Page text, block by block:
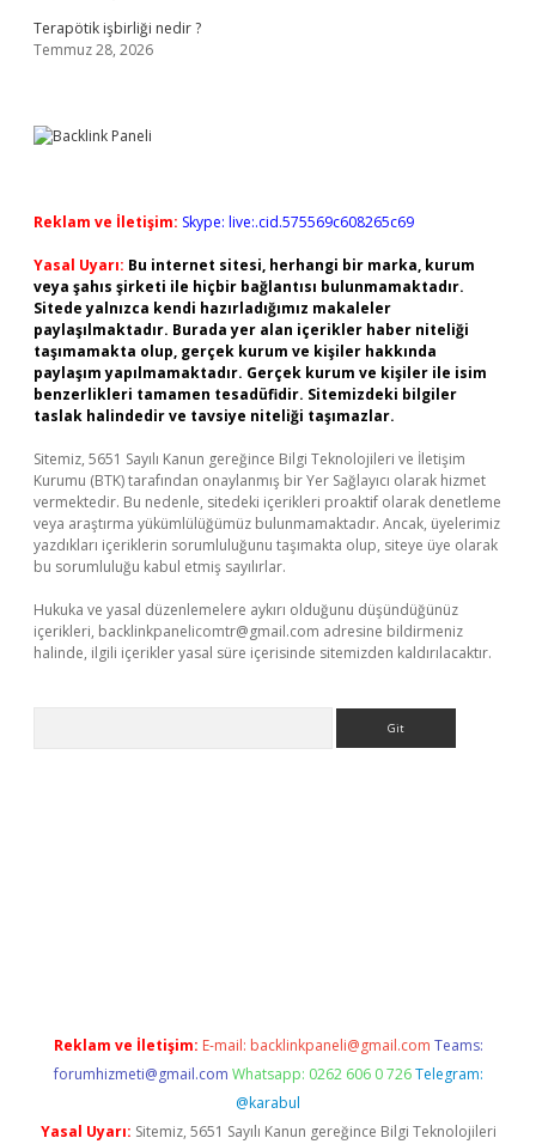
Terapötik işbirliği nedir ?
Temmuz 28, 2026
Reklam ve İletişim: Skype: live:.cid.575569c608265c69
Yasal Uyarı: Bu internet sitesi, herhangi bir marka, kurum
veya şahıs şirketi ile hiçbir bağlantısı bulunmamaktadır.
Sitede yalnızca kendi hazırladığımız makaleler
paylaşılmaktadır. Burada yer alan içerikler haber niteliği
taşımamakta olup, gerçek kurum ve kişiler hakkında
paylaşım yapılmamaktadır. Gerçek kurum ve kişiler ile isim
benzerlikleri tamamen tesadüfidir. Sitemizdeki bilgiler
taslak halindedir ve tavsiye niteliği taşımazlar.
Sitemiz, 5651 Sayılı Kanun gereğince Bilgi Teknolojileri ve İletişim
Kurumu (BTK) tarafından onaylanmış bir Yer Sağlayıcı olarak hizmet
vermektedir. Bu nedenle, sitedeki içerikleri proaktif olarak denetleme
veya araştırma yükümlülüğümüz bulunmamaktadır. Ancak, üyelerimiz
yazdıkları içeriklerin sorumluluğunu taşımakta olup, siteye üye olarak
bu sorumluluğu kabul etmiş sayılırlar.
Hukuka ve yasal düzenlemelere aykırı olduğunu düşündüğünüz
içerikleri, backlinkpanelicomtr@gmail.com adresine bildirmeniz
halinde, ilgili içerikler yasal süre içerisinde sitemizden kaldırılacaktır.
Reklam ve İletişim: E-mail: backlinkpaneli@gmail.com Teams:
forumhizmeti@gmail.com Whatsapp: 0262 606 0 726 Telegram:
@karabul
Yasal Uyarı: Sitemiz, 5651 Sayılı Kanun gereğince Bilgi Teknolojileri